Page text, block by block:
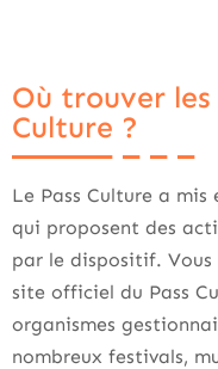
Où trouver
Culture ?
Le Pass Culture a
qui proposent des
par le dispositif.
site officiel du Pass
organismes
nombreux festivals,